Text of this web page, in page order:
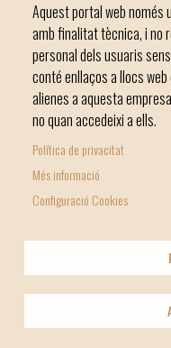
Footer
menu
-
2
Inici Ajuntament El
Telèfon
Aquest portal web
amb finalitat tècnica, i no
personal dels usuaris
conté enllaços a llocs
alienes a aquesta
no quan accedeixi a ells.
Política de privacitat
Més informació
Configuració Cookies
©
Footer
Licencia
Política de galetes